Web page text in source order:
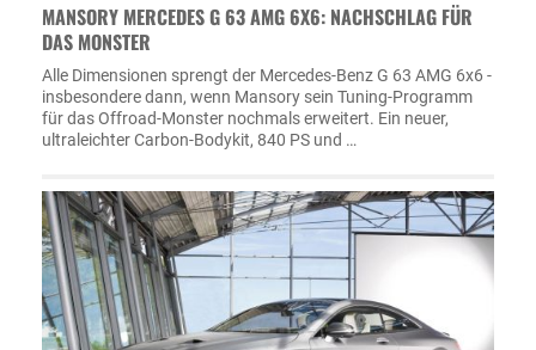
MANSORY MERCEDES G 63 AMG 6X6: NACHSCHLAG FÜR
DAS MONSTER
Alle Dimensionen sprengt der Mercedes-Benz G 63 AMG 6x6 -
insbesondere dann, wenn Mansory sein Tuning-Programm
für das Offroad-Monster nochmals erweitert. Ein neuer,
ultraleichter Carbon-Bodykit, 840 PS und …